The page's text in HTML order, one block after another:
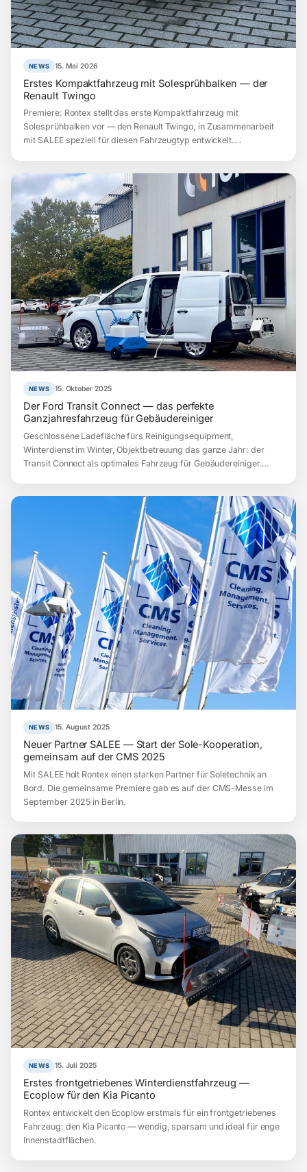
NEWS 15. Mai 2026
Erstes Kompaktfahrzeug mit Solesprühbalken — der
Renault Twingo
Premiere: Rontex stellt das erste Kompaktfahrzeug mit
Solesprühbalken vor — den Renault Twingo, in Zusammenarbeit
mit SALEE speziell für diesen Fahrzeugtyp entwickelt.…
NEWS 15. Oktober 2025
Der Ford Transit Connect — das perfekte
Ganzjahresfahrzeug für Gebäudereiniger
Geschlossene Ladefläche fürs Reinigungsequipment,
Winterdienst im Winter, Objektbetreuung das ganze Jahr: der
Transit Connect als optimales Fahrzeug für Gebäudereiniger.…
NEWS 15. August 2025
Neuer Partner SALEE — Start der Sole-Kooperation,
gemeinsam auf der CMS 2025
Mit SALEE holt Rontex einen starken Partner für Soletechnik an
Bord. Die gemeinsame Premiere gab es auf der CMS-Messe im
September 2025 in Berlin.
NEWS 15. Juli 2025
Erstes frontgetriebenes Winterdienstfahrzeug —
Ecoplow für den Kia Picanto
Rontex entwickelt den Ecoplow erstmals für ein frontgetriebenes
Fahrzeug: den Kia Picanto — wendig, sparsam und ideal für enge
Innenstadtflächen.